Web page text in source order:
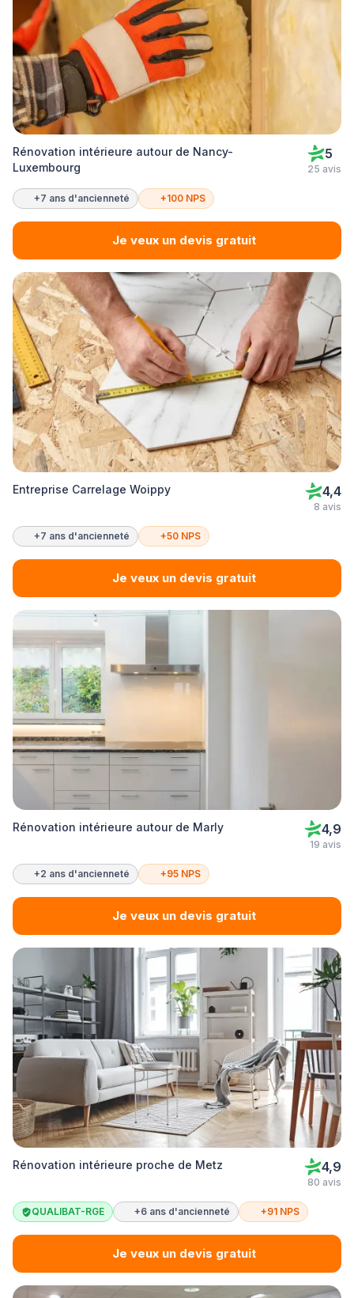
Rénovation intérieure autour de Nancy-
Luxembourg
5
25 avis
+7 ans d'ancienneté +100 NPS
Je veux un devis gratuit
Entreprise Carrelage Woippy 4,4
8 avis
+7 ans d'ancienneté +50 NPS
Je veux un devis gratuit
Rénovation intérieure autour de Marly 4,9
19 avis
+2 ans d'ancienneté +95 NPS
Je veux un devis gratuit
Rénovation intérieure proche de Metz 4,9
80 avis
QUALIBAT-RGE +6 ans d'ancienneté +91 NPS
Je veux un devis gratuit